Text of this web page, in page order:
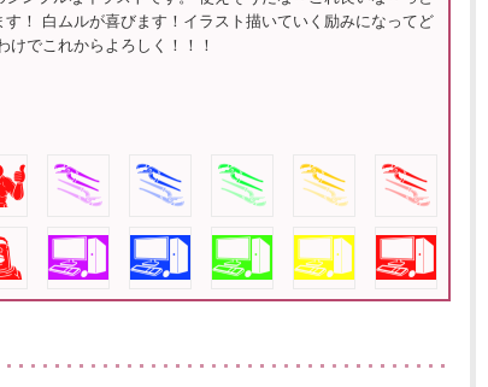
！ 白ムルが喜びます！イラスト描いていく励みになってど
けでこれからよろしく！！！